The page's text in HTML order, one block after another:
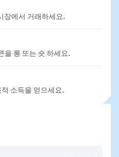
장에서 거래하세요.
을 롱 또는 숏 하세요.
소득을 얻으세요.